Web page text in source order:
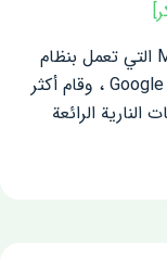
حصلت لعبة Moto X3M Bike Race Game التي تعمل بنظام
Android على درجة 4.6 من 5.0 على Google Play ، وقام أكثر
النارية الرائعة